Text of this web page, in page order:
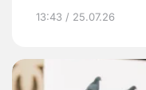
13:43 / 25.07.26